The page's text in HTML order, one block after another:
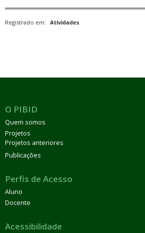
Registrado em: Atividades
O PIBID
Quem somos
Projetos
Projetos anteriores
Publicações
Perfis de Acesso
Aluno
Docente
Acessibilidade